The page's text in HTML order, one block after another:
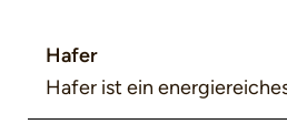
Hafer
Hafer ist ein